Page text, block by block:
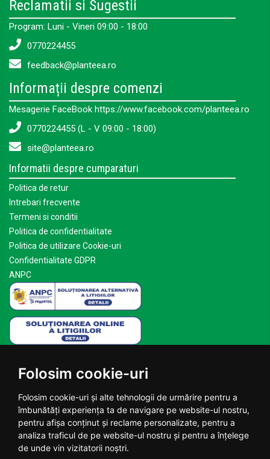
Folosim cookie-uri
Folosim cookie-uri și alte tehnologii de urmărire pentru a
îmbunătăți experiența ta de navigare pe website-ul nostru,
pentru afișa conținut și reclame personalizate, pentru a
analiza traficul de pe website-ul nostru și pentru a înțelege
de unde vin vizitatorii noștri.
Reclamatii si Sugestii
Program: Luni - Vineri 09:00 - 18:00
0770224455
feedback@planteea.ro
Informații despre comenzi
Mesagerie FaceBook https://www.facebook.com/planteea.ro
0770224455 (L - V 09:00 - 18:00)
site@planteea.ro
Informatii despre cumparaturi
Politica de retur
Intrebari frecvente
Termeni si conditii
Politica de confidentialitate
Politica de utilizare Cookie-uri
Confidentialitate GDPR
ANPC
Acasa
Despre noi
Blog
Contact
© 2026 Planteea.ro - Toate drepturile rezervate.